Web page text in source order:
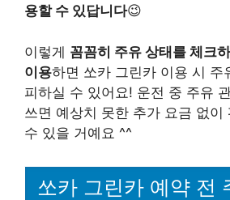
용할 수 있답니다😉
이렇게 꼼꼼히 주유 상태를 체크
이용하면 쏘카 그린카 이용 시 주
피하실 수 있어요! 운전 중 주유
쓰면 예상치 못한 추가 요금 없이
수 있을 거예요 ^^
쏘카 그린카 예약 전